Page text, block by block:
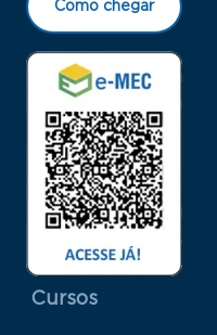
Como chegar
Menu Rodapé 1
Cursos